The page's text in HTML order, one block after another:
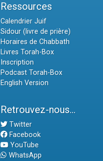
Ressources
Calendrier Juif
Sidour (livre de prière)
Horaires de Chabbath
Livres Torah-Box
Inscription
Podcast Torah-Box
English Version
Retrouvez-nous...
Twitter
Facebook
YouTube
WhatsApp